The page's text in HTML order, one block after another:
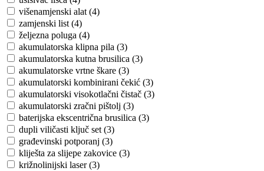
višenamjenski alat (4)
zamjenski list (4)
željezna poluga (4)
akumulatorska klipna pila (3)
akumulatorska kutna brusilica (3)
akumulatorske vrtne škare (3)
akumulatorski kombinirani čekić (3)
akumulatorski visokotlačni čistač (3)
akumulatorski zračni pištolj (3)
baterijska ekscentrična brusilica (3)
dupli viličasti ključ set (3)
građevinski potporanj (3)
kliješta za slijepe zakovice (3)
križnolinijski laser (3)